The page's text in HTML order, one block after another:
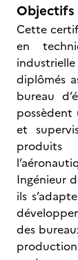
Cette
en
diplômés
bureau
possèdent
et
Ingénieur
ils
des
production